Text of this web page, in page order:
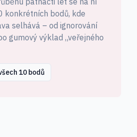
konkrétních bodů, kde
selhává – od ignorování
gumový výklad „veřejného
10 bodů